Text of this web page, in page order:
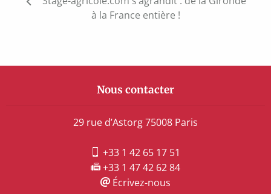
de
à la France entière !
Nous contacter
29 rue d’Astorg 75008 Paris
+33 1 42 65 17 51
+33 1 47 42 62 84
Écrivez-nous